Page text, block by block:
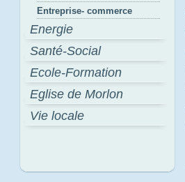
Entreprise- commerce
Energie
Santé-Social
Ecole-Formation
Eglise de Morlon
Vie locale